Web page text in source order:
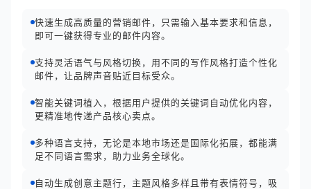
快速生成高质量的营销邮件，只需输入基本要求和信息，
即可一键获得专业的邮件内容。
支持灵活语气与风格切换，用不同的写作风格打造个性化
邮件，让品牌声音贴近目标受众。
智能关键词植入，根据用户提供的关键词自动优化内容，
更精准地传递产品核心卖点。
多种语言支持，无论是本地市场还是国际化拓展，都能满
足不同语言需求，助力业务全球化。
自动生成创意主题行，主题风格多样且带有表情符号，吸